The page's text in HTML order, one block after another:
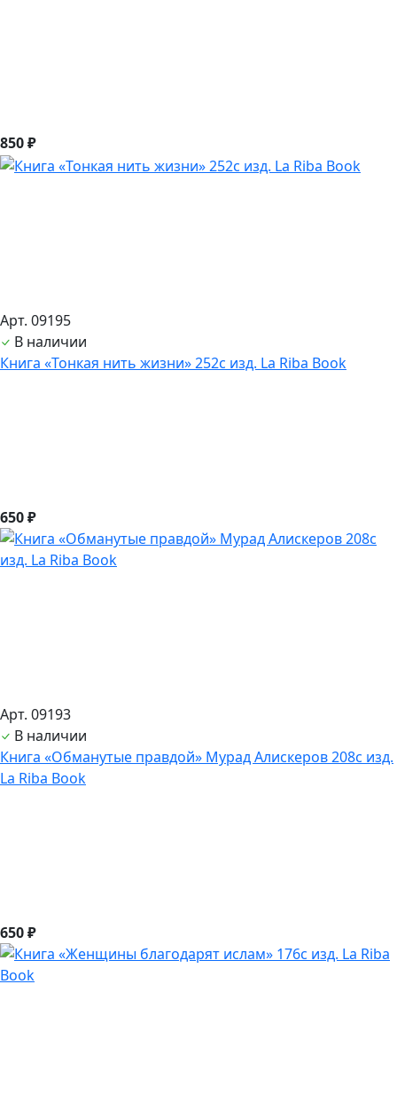
850 ₽
Арт. 09195
В наличии
Книга «Тонкая нить жизни» 252с изд. La Riba Book
650 ₽
Арт. 09193
В наличии
Книга «Обманутые правдой» Мурад Алискеров 208с изд.
La Riba Book
650 ₽